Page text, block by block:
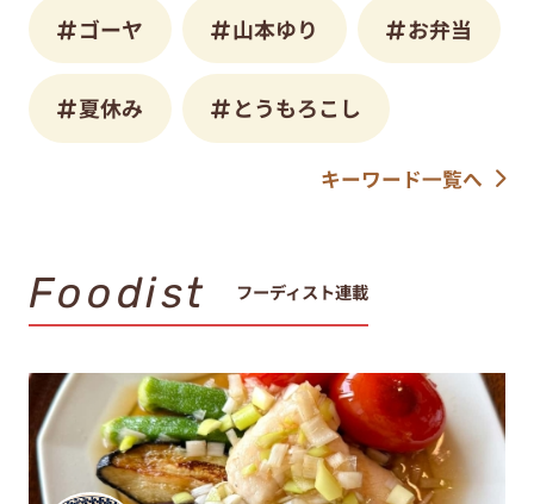
ゴーヤ 山本ゆり お弁当
夏休み とうもろこし
キーワード一覧へ
Foodist フーディスト連載